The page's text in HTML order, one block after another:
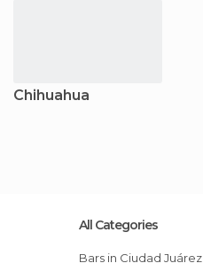
Chihuahua
All Categories
Bars in Ciudad Juárez